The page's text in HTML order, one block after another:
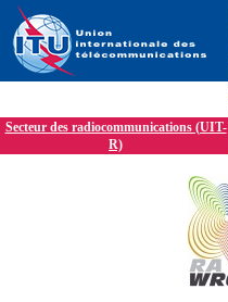
Secteur des radiocommunications (UIT-
R)